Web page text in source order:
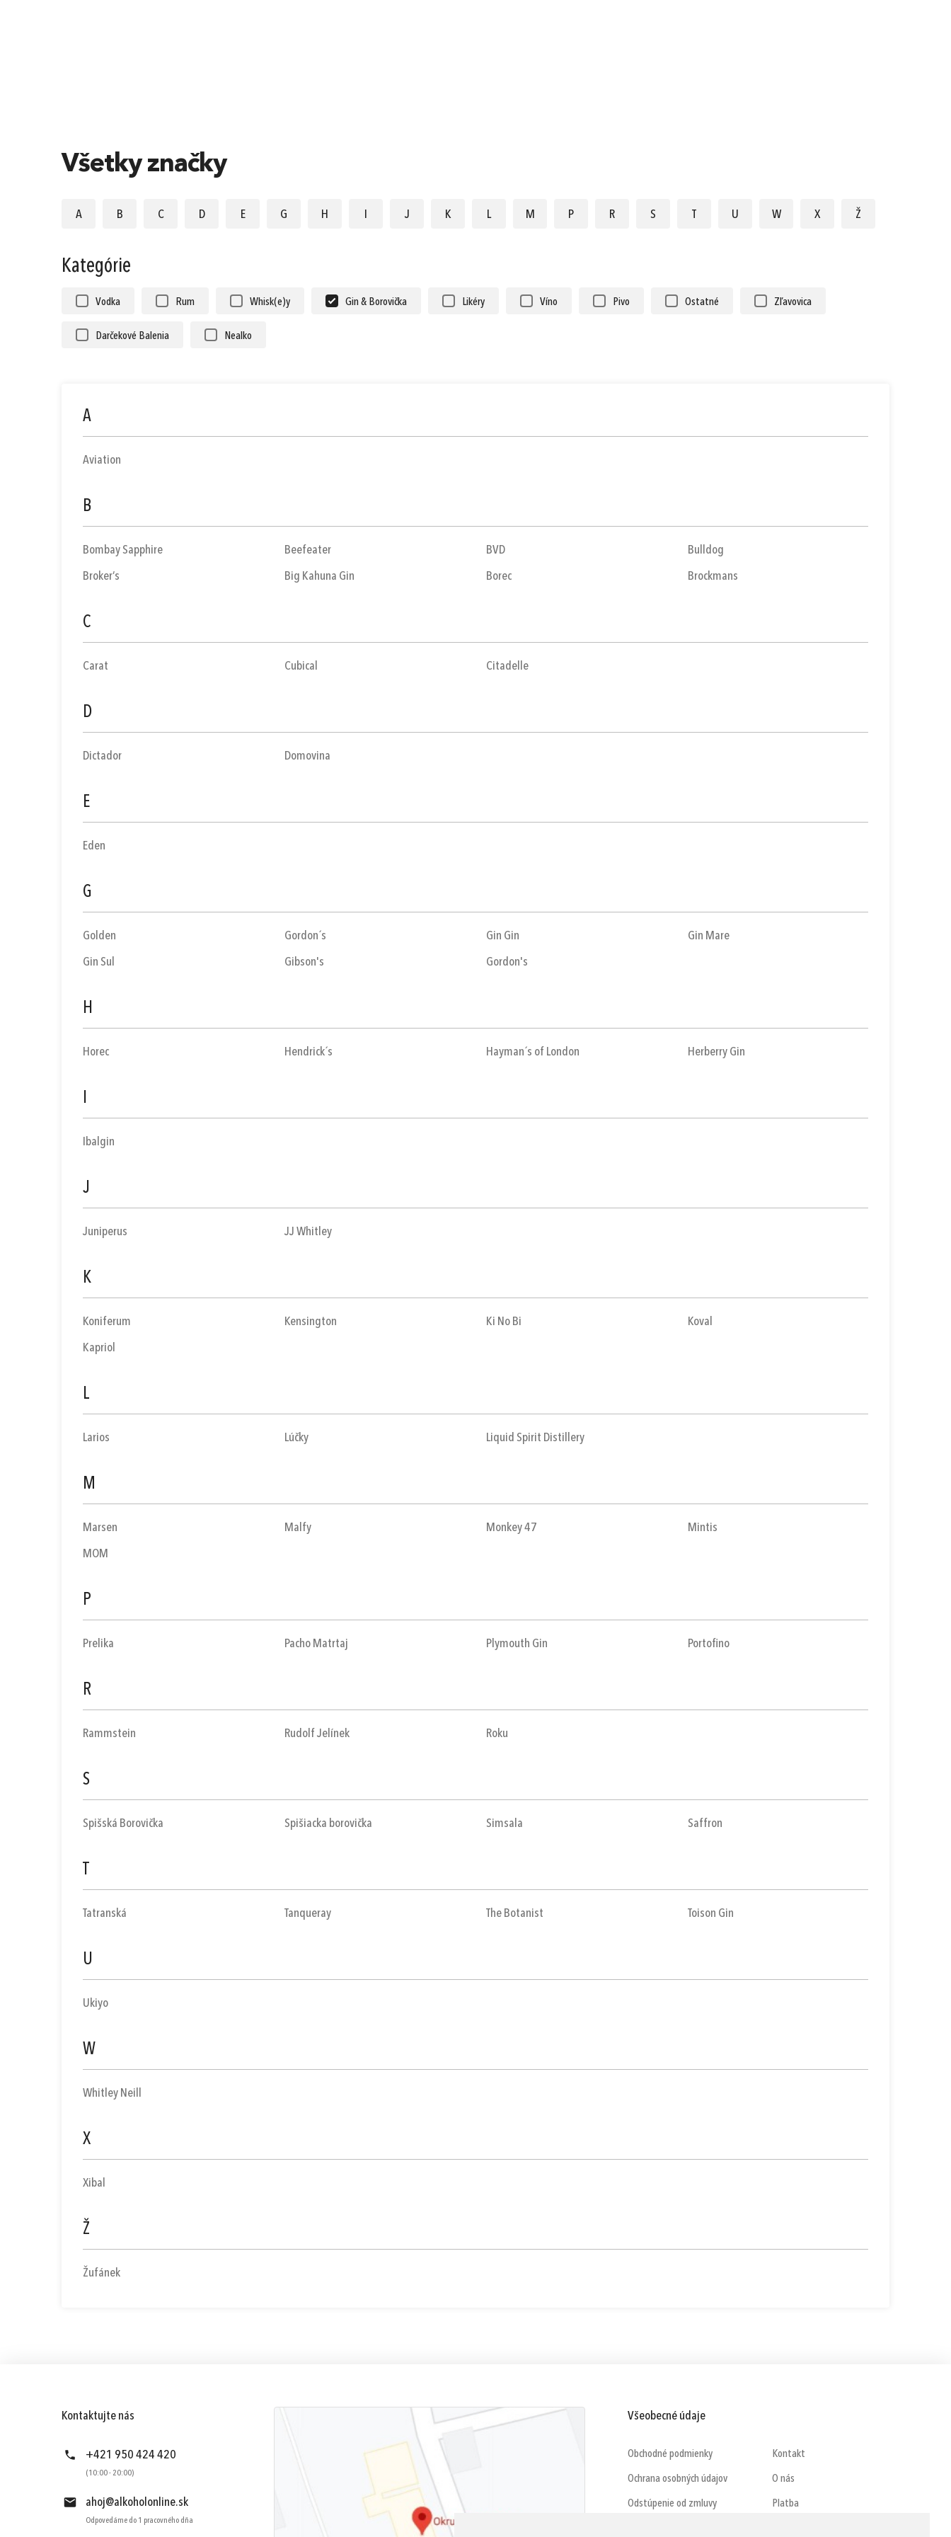
Všetky značky
A B C D E G H J K L M P R S T U W X Ž
Kategórie
Vodka Rum Whisk(e)y Gin & Borovička Likéry Víno Pivo Ostatné Zľavovica
Darčekové Balenia Nealko
A
Aviation
B
Bombay Sapphire Beefeater BVD Bulldog
Broker’s Big Kahuna Gin Borec Brockmans
C
Carat Cubical Citadelle
D
Dictador Domovina
E
Eden
G
Golden Gordon´s Gin Gin Gin Mare
Gin Sul Gibson's Gordon's
H
Horec Hendrick´s Hayman´s of London Herberry Gin
I
Ibalgin
J
Juniperus JJ Whitley
K
Koniferum Kensington Ki No Bi Koval
Kapriol
L
Larios Lúčky Liquid Spirit Distillery
M
Marsen Malfy Monkey 47 Mintis
MOM
P
Prelika Pacho Matrtaj Plymouth Gin Portofino
R
Rammstein Rudolf Jelínek Roku
S
Spišská Borovička Spišiacka borovička Simsala Saffron
T
Tatranská Tanqueray The Botanist Toison Gin
U
Ukiyo
W
Whitley Neill
X
Xibal
Ž
Žufánek
Kontaktujte nás
+421 950 424 420
(10:00 - 20:00)
ahoj@alkoholonline.sk
Odpovedáme do 1 pracovného dňa
Všeobecné údaje
Obchodné podmienky Kontakt
Ochrana osobných údajov O nás
Odstúpenie od zmluvy Platba